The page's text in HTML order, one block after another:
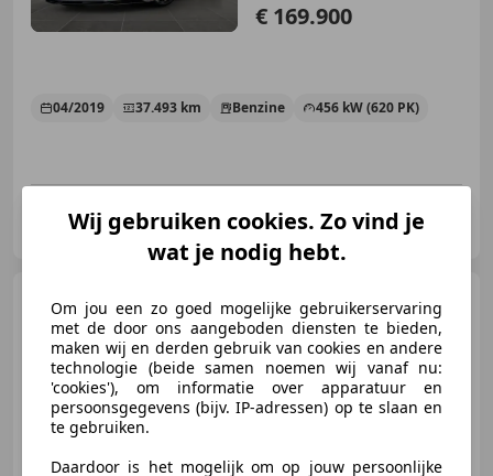
€ 169.900
04/2019 37.493 km Benzine 456 kW (620 PK)
Dammers Auto's
NL-4264 AT VEEN
Audi R8 5.2 performance RWD
v10 |B&O |Sportuitlaat |Leder
Wij gebruiken cookies. Zo vind je
wat je nodig hebt.
Om jou een zo goed mogelijke gebruikerservaring
met de door ons aangeboden diensten te bieden,
maken wij en derden gebruik van cookies en andere
technologie (beide samen noemen wij vanaf nu:
'cookies'), om informatie over apparatuur en
persoonsgegevens (bijv. IP-adressen) op te slaan en
te gebruiken.
Daardoor is het mogelijk om op jouw persoonlijke